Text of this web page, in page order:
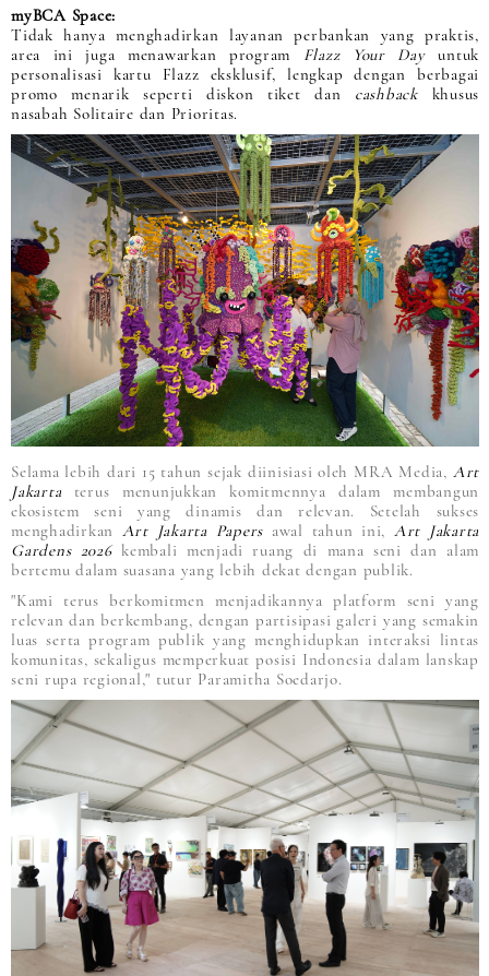
myBCA Space:
Tidak hanya menghadirkan layanan perbankan yang praktis,
area ini juga menawarkan program Flazz Your Dayuntuk
personalisasi kartu Flazz eksklusif, lengkap dengan berbagai
promo menarik seperti diskon tiket dan cashback khusus
nasabah Solitaire dan Prioritas.
Selama lebih dari 15 tahun sejak diinisiasi oleh MRA Media, Art
Jakarta terus menunjukkan komitmennya dalam membangun
ekosistem seni yang dinamis dan relevan. Setelah sukses
menghadirkan Art Jakarta Papers awal tahun ini, Art Jakarta
Gardens 2026 kembali menjadi ruang di mana seni dan alam
bertemu dalam suasana yang lebih dekat dengan publik.
"Kami terus berkomitmen menjadikannya platform seni yang
relevan dan berkembang, dengan partisipasi galeri yang semakin
luas serta program publik yang menghidupkan interaksi lintas
komunitas, sekaligus memperkuat posisi Indonesia dalam lanskap
seni rupa regional," tutur Paramitha Soedarjo.